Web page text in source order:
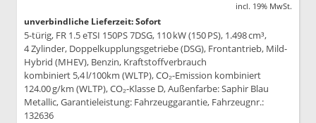
incl. 19% MwSt.
unverbindliche Lieferzeit: Sofort
5-türig, FR 1.5 eTSI 150PS 7DSG, 110 kW (150 PS), 1.498 cm³,
4 Zylinder, Doppelkupplungsgetriebe (DSG), Frontantrieb, Mild-
Hybrid (MHEV), Benzin, Kraftstoffverbrauch
kombiniert 5,4 l/100km (WLTP), CO₂-Emission kombiniert
124.00 g/km (WLTP), CO₂-Klasse D, Außenfarbe: Saphir Blau
Metallic, Garantieleistung: Fahrzeuggarantie, Fahrzeugnr.:
132636